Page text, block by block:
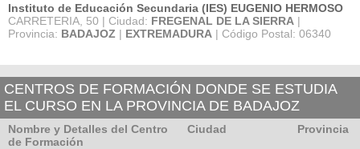
Instituto de Educación Secundaria (IES) EUGENIO HERMOSO
CARRETERIA, 50 | Ciudad: FREGENAL DE LA SIERRA |
Provincia: BADAJOZ | EXTREMADURA | Código Postal: 06340
CENTROS DE FORMACIÓN DONDE SE ESTUDIA
EL CURSO EN LA PROVINCIA DE BADAJOZ
Nombre y Detalles del Centro
de Formación
Ciudad Provincia